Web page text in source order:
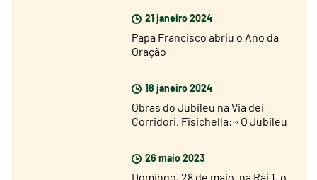
21 janeiro 2024
Papa Francisco abriu o Ano da
Oração
18 janeiro 2024
Obras do Jubileu na Via dei
Corridori, Fisichella: «O Jubileu
26 maio 2023
Domingo, 28 de maio, na Rai 1, o